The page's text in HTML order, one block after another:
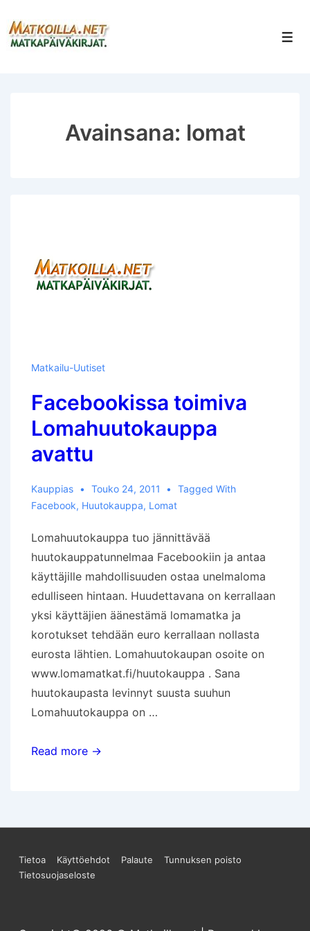
Siirry
pääsisältöön
Avainsana: lomat
Matkailu-Uutiset
Facebookissa toimiva
Lomahuutokauppa
avattu
Kauppias Touko 24, 2011
Tagged With
Facebook, Huutokauppa, Lomat
Lomahuutokauppa tuo jännittävää
huutokauppatunnelmaa Facebookiin ja antaa
käyttäjille mahdollisuuden ostaa unelmaloma
edulliseen hintaan. Huudettavana on kerrallaan
yksi käyttäjien äänestämä lomamatka ja
korotukset tehdään euro kerrallaan nollasta
eurosta lähtien. Lomahuutokaupan osoite on
www.lomamatkat.fi/huutokauppa . Sana
huutokaupasta levinnyt suusta suuhun
Lomahuutokauppa on …
Facebookissa
Read more →
Sivun
Tietoa Käyttöehdot Palaute
Tunnuksen poisto
Tietosuojaseloste